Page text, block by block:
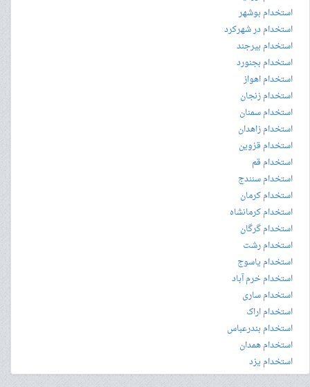
استخدام بوشهر
استخدام در شهرکرد
استخدام بیرجند
استخدام بجنورد
استخدام اهواز
استخدام زنجان
استخدام سمنان
استخدام زاهدان
استخدام قزوین
استخدام قم
استخدام سنندج
استخدام کرمان
استخدام کرمانشاه
استخدام گرگان
استخدام رشت
استخدام یاسوج
استخدام خرم آباد
استخدام ساری
استخدام اراک
استخدام بندرعباس
استخدام همدان
استخدام یزد